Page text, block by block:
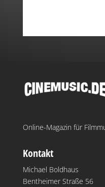
Online-Magazin für
Kontakt
Michael Boldhaus
Bentheimer Straße 56